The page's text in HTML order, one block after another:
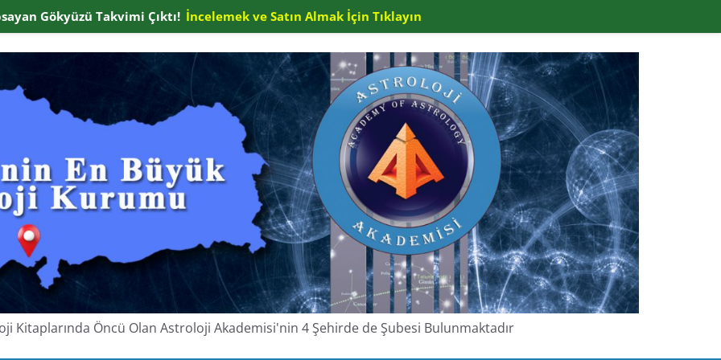
Kitaplarında Öncü Olan Astroloji Akademisi'nin 4 Şehirde de Şubesi Bulunmaktadır
Gökyüzü Takvimi Çıktı! İncelemek ve Satın Almak İçin Tıklayın